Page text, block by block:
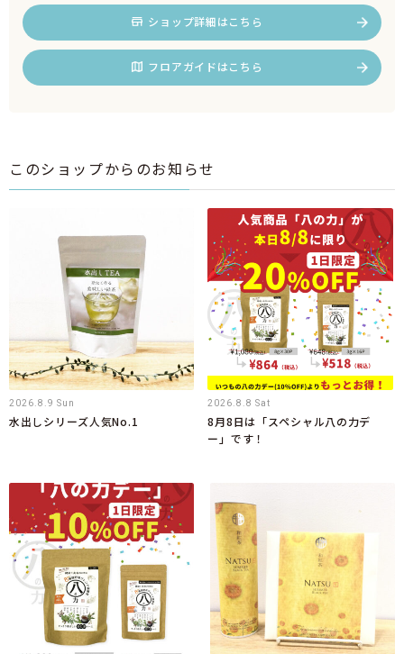
ショップ詳細はこちら
フロアガイドはこちら
このショップからのお知らせ
2026.8.9 Sun
水出しシリーズ人気No.1
2026.8.8 Sat
8月8日は「スペシャル八の力デ
ー」です！